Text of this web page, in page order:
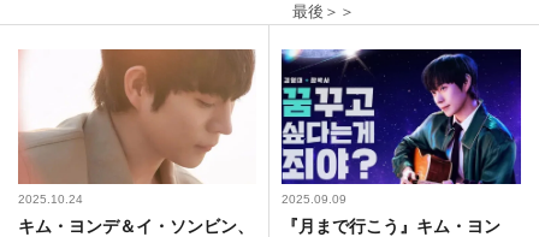
最後＞＞
2025.10.24
キム・ヨンデ＆イ・ソンビン、
2025.09.09
『月まで行こう』キム・ヨン